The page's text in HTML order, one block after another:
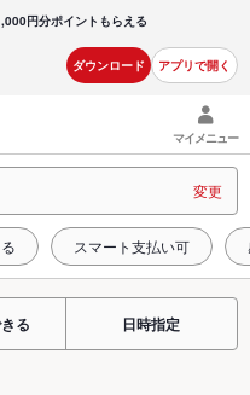
円分ポイントもらえる
ダウンロード アプリで開く
マイメニュー
変更
スマート支払い可
る 日時指定